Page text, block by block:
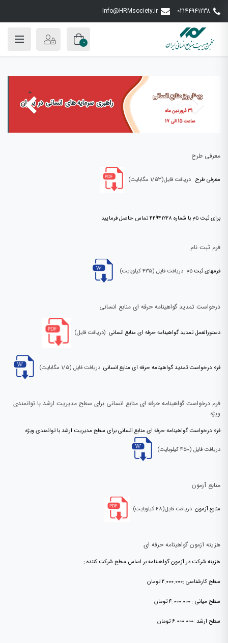
02144941238
Info@HRMsociety.ir
0
معرفی طرح
معرفی طرح دریافت فایل(۱/۵۳ مگابایت)
برای ثبت نام با شماره ۴۴۹۴۱۲۲۸ تماس حاصل فرمایید
فرم ثبت نام
فرمهای ثبت نام دریافت فایل (۴۳۵ کیلوبایت)
درخواست تمدید گواهینامه حرفه ای منابع انسانی
دستورالعمل تمدید گواهینامه حرفه ای منابع انسانی (دریافت فایل)
فرم درخواست تمدید گواهینامه حرفه ای منابع انسانی دریافت فایل (۱/۵ مگابایت)
فرم درخواست گواهینامه حرفه ای منابع انسانی برای سطح مدیریت ارشد با توانمندی
ویژه
فرم درخواست گواهینامه حرفه ای منابع انسانی برای سطح مدیریت ارشد با توانمندی ویژه
دریافت فایل (۴۵۰ کیلوبایت)
منابع آزمون
منابع آزمون دریافت فایل(۴۸ کیلوبایت)
هزینه آزمون گواهینامه حرفه ای
هزینه شرکت در آزمون گواهینامه بر اساس سطح شرکت کننده :
سطح کارشناسی :۲.۰۰۰.۰۰۰ تومان
سطح میانی : ۴.۰۰۰.۰۰۰ تومان
سطح ارشد :۶.۰۰۰.۰۰۰ تومان